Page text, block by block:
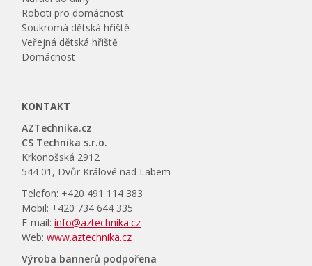
Roboti pro domácnost
Soukromá dětská hřiště
Veřejná dětská hřiště
Domácnost
KONTAKT
AZTechnika.cz
CS Technika s.r.o.
Krkonošská 2912
544 01, Dvůr Králové nad Labem
Telefon: +420 491 114 383
Mobil: +420 734 644 335
E-mail:info@aztechnika.cz
Web:www.aztechnika.cz
Výroba bannerů podpořena